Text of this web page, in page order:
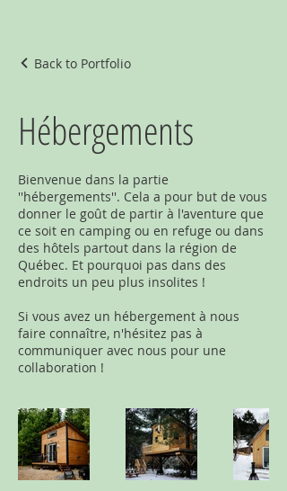
Back to Portfolio
Hébergements
Bienvenue dans la partie
''hébergements''. Cela a pour but de vous
donner le goût de partir à l'aventure que
ce soit en camping ou en refuge ou dans
des hôtels partout dans la région de
Québec. Et pourquoi pas dans des
endroits un peu plus insolites !
Si vous avez un hébergement à nous
faire connaître, n'hésitez pas à
communiquer avec nous pour une
collaboration !